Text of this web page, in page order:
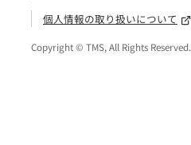
個人情報の取り扱いについて
Copyright © TMS, All Rights Reserved.